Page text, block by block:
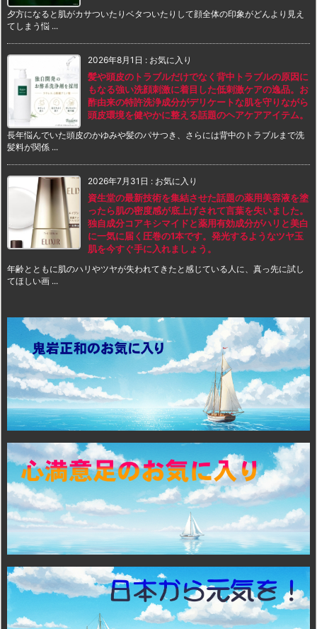
夕方になると肌がカサついたりベタついたりして顔全体の印象がどんより見え
てしまう悩 ...
2026年8月1日 : お気に入り
髪や頭皮のトラブルだけでなく背中トラブルの原因に
もなる強い洗顔刺激に着目した低刺激ケアの逸品。お
酢由来の特許洗浄成分がデリケートな肌を守りながら
頭皮環境を健やかに整える話題のヘアケアアイテム。
長年悩んでいた頭皮のかゆみや髪のパサつき、さらには背中のトラブルまで洗
髪料が関係 ...
2026年7月31日 : お気に入り
資生堂の最新技術を集結させた話題の薬用美容液を塗
ったら肌の密度感が底上げされて言葉を失いました。
独自成分コアキシマイドと薬用有効成分がハリと美白
に一気に届く圧巻の1本です。発光するようなツヤ玉
肌を今すぐ手に入れましょう。
年齢とともに肌のハリやツヤが失われてきたと感じている人に、真っ先に試し
てほしい画 ...